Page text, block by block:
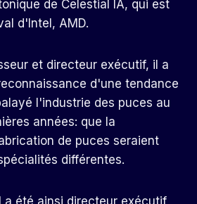
de Celestial IA, qui est
d'Intel, AMD.
et directeur exécutif, il a
d'une tendance
l'industrie des puces au
années: que la
de puces seraient
différentes.